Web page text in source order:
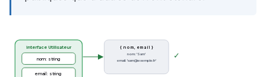
interface Utilisateur
nom: string
email: string
{ nom, email }
nom: 'Sam'
email: 'sam@exemple.fr'
✓